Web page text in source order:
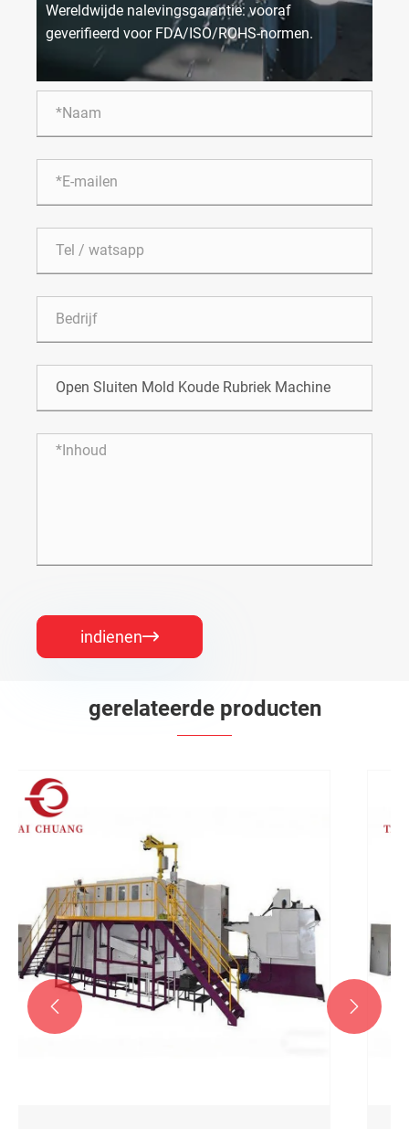
Wereldwijde nalevingsgarantie: vooraf
geverifieerd voor FDA/ISO/ROHS-normen.
indienen
gerelateerde producten
 